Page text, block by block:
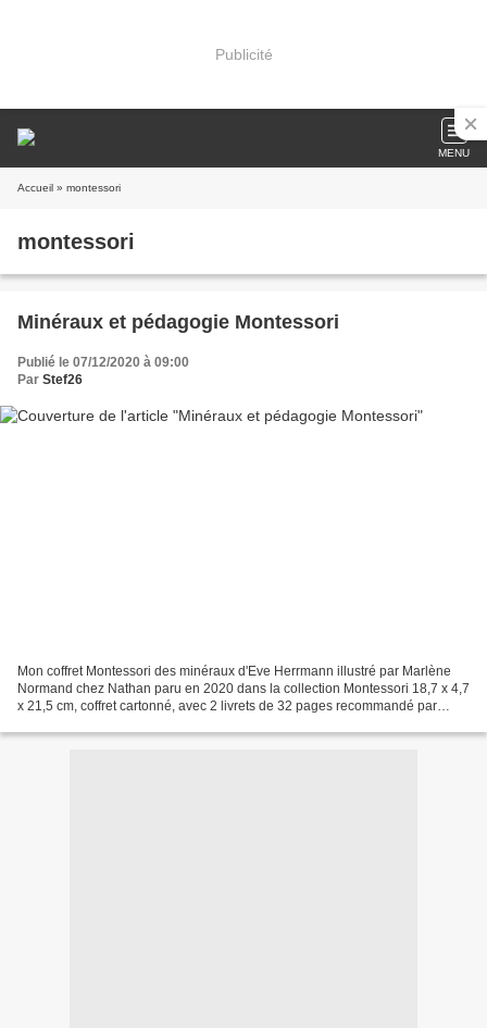
Publicité
MENU
Accueil » montessori
montessori
Minéraux et pédagogie Montessori
Publié le 07/12/2020 à 09:00
Par Stef26
Mon coffret Montessori des minéraux d'Eve Herrmann illustré par Marlène
Normand chez Nathan paru en 2020 dans la collection Montessori 18,7 x 4,7
x 21,5 cm, coffret cartonné, avec 2 livrets de 32 pages recommandé par